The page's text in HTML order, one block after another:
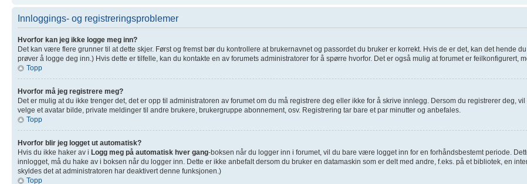
Innloggings- og registreringsproblemer
Hvorfor kan jeg ikke logge meg inn?
Det kan være flere grunner til at dette skjer. Først og fremst bør du kontrollere at brukernavnet og passordet du bruker er korrekt. Hvis de er det, kan det hende
prøver å logge deg inn.) Hvis dette er tilfelle, kan du kontakte en av forumets administratorer for å spørre hvorfor. Det er også mulig at forumet er feilkonfigurert,
Topp
Hvorfor må jeg registrere meg?
Det er mulig at du ikke trenger det, det er opp til administratoren av forumet om du må registrere deg eller ikke for å skrive innlegg. Dersom du registrerer deg,
velge et avatar bilde, private meldinger til andre brukere, brukergruppe abonnement, osv. Registrering tar bare et par minutter og anbefales.
Topp
Hvorfor blir jeg logget ut automatisk?
Hvis du ikke haker av i Logg meg på automatisk hver gang-boksen når du logger inn i forumet, vil du bare være logget inn for en forhåndsbestemt periode.
innlogget, må du hake av i boksen når du logger inn. Dette er ikke anbefalt dersom du bruker en datamaskin som er delt med andre, f.eks. på et bibliotek, en
skyldes det at administratoren har deaktivert denne funksjonen.)
Topp